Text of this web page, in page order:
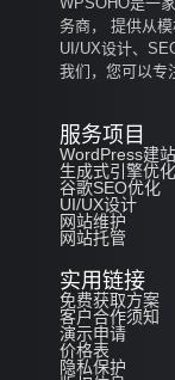
务商， 提供从
UI/UX设计、
我们，您可以专
服务项目
WordPress建站
生成式引擎优化
谷歌SEO优化
UI/UX设计
网站维护
网站托管
实用链接
免费获取方案
客户合作须知
演示申请
价格表
隐私保护